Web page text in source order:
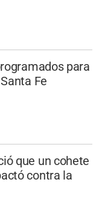
para
Fe
que un cohete
contra la